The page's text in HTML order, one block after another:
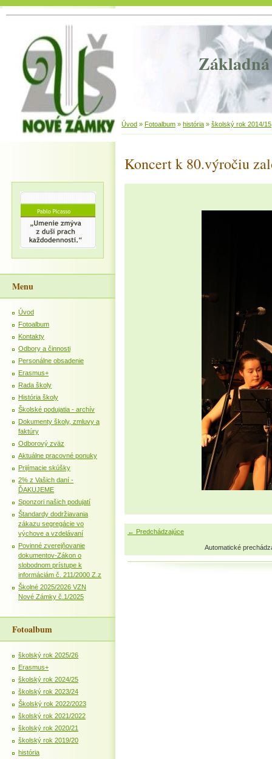
Základná
Úvod » Fotoalbum » história » školský rok 2014/15
Koncert k 80.výročiu
← Predchádzajúce
Automatické
Menu
Úvod
Fotoalbum
Kontakty
Odbory a činnosti
Personálne obsadenie
Erasmus+
Rada školy
História školy
Školské podujatia - archív
Dokumenty školy, zmluvy a
faktúry
Odborový zväz
Aktuálne pracovné ponuky
Prijímacie skúšky
2% z Vašich daní -
ĎAKUJEME
Sponzori našich podujatí
Štandardy dodržiavania
zákazu segregácie vo
výchove a vzdelávaní
Povinné zverejňovanie
dokumentov-Zákon o
slobodnom prístupe k
informáciám č. 211/2000 Z.z
Školné 2025/2026 VZN
Nové Zámky č.1/2025
Fotoalbum
školský rok 2025/26
Erasmus+
školský rok 2024/25
školský rok 2023/24
Školský rok 2022/2023
školský rok 2021/2022
školský rok 2020/21
školský rok 2019/20
história